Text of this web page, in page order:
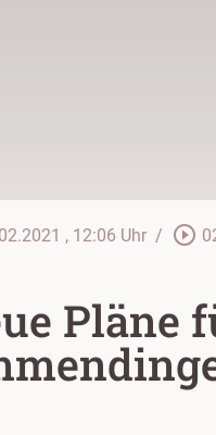
, 12:06 Uhr / play_circle_outline
Pläne